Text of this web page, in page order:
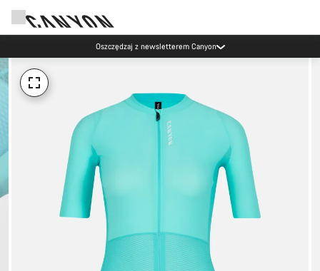
Oszczędzaj z newsletterem Canyon